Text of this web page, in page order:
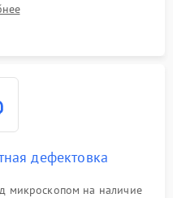
чипов.
дефектовка
микроскопом на наличие